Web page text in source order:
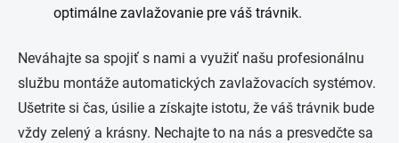
optimálne zavlažovanie pre váš trávnik.
Neváhajte sa spojiť s nami a využiť našu profesionálnu
službu montáže automatických zavlažovacích systémov.
Ušetrite si čas, úsilie a získajte istotu, že váš trávnik bude
vždy zelený a krásny. Nechajte to na nás a presvedčte sa